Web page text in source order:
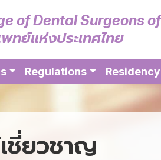
of Dental Surgeons
ทย์แห่งประเทศไทย
Regulations Residency
ชี่ยวชาญ